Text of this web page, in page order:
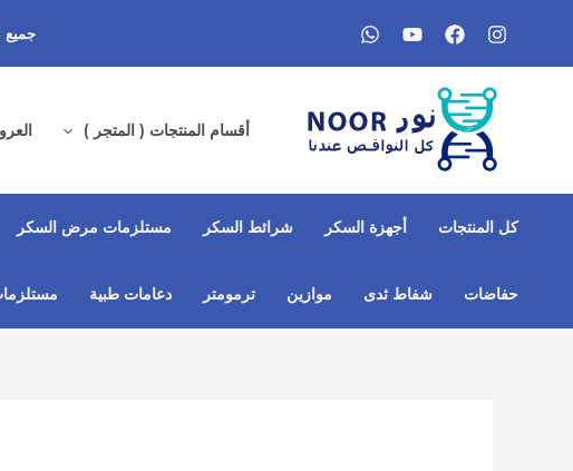
جميع
أقسام المنتجات ( المتجر )
كل المنتجات أجهزة السكر شرائط السكر مستلزمات مرض السكر
حفاضات شفاط ثدى​ موازين ترمومتر دعامات طبية